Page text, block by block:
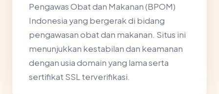
Pengawas Obat dan Makanan (BPOM)
Indonesia yang bergerak di bidang
pengawasan obat dan makanan. Situs ini
menunjukkan kestabilan dan keamanan
dengan usia domain yang lama serta
sertifikat SSL terverifikasi.